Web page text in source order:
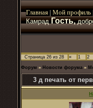
Главная | Мой профиль
КамрадГость,
Страница 26 из 28 « 1 2
Форум » Новости форума »
3 д печать от